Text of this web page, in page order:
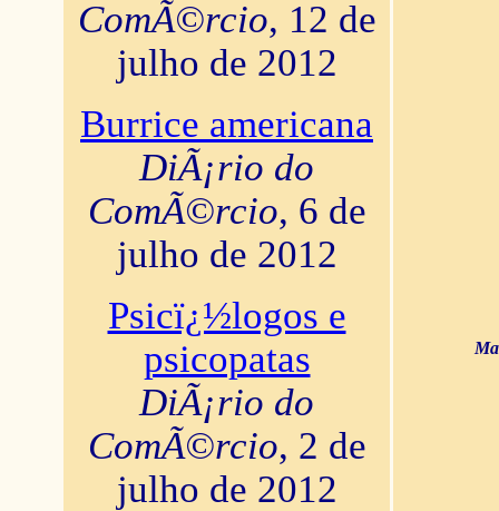
ComÃ©rcio, 12 de
julho de 2012
Burrice americana
DiÃ¡rio do
ComÃ©rcio, 6 de
julho de 2012
Psicï¿½logos e
psicopatas
DiÃ¡rio do
ComÃ©rcio, 2 de
julho de 2012